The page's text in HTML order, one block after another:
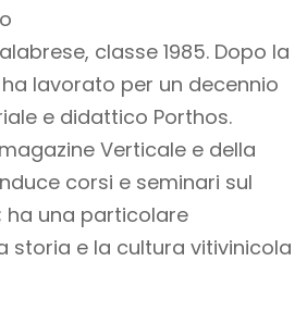
classe 1985. Dopo la
lavorato per un decennio
e didattico Porthos.
Verticale e della
corsi e seminari sul
ha una particolare
storia e la cultura vitivinicola